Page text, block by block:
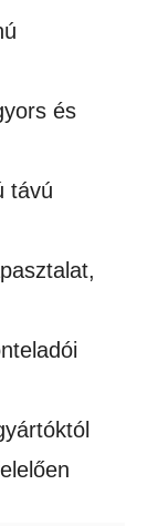
és
távú